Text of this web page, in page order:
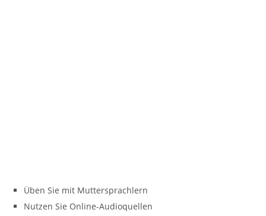
Üben Sie mit Muttersprachlern
Nutzen Sie Online-Audioquellen